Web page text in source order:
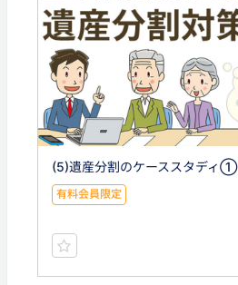
(5)遺産分割のケーススタディ①
有料会員限定